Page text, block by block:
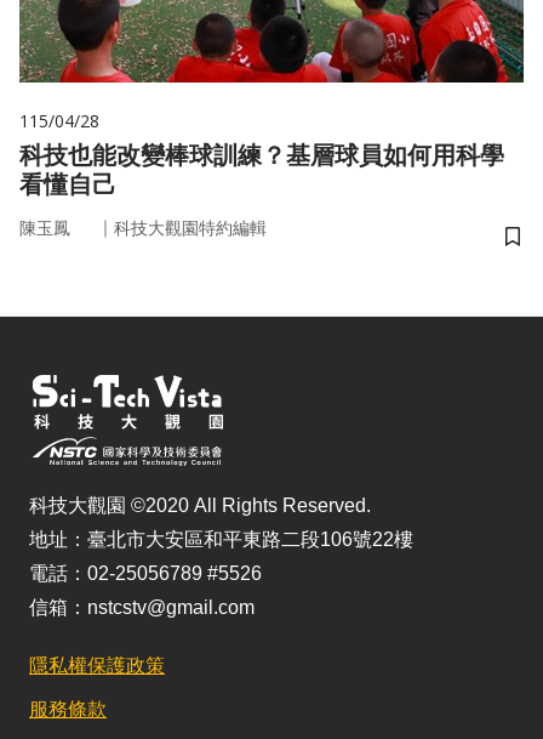
115/04/28
科技也能改變棒球訓練？基層球員如何用科學
看懂自己
陳玉鳳 ｜ 科技大觀園特約編輯
儲
科技大觀園 ©2020 All Rights Reserved.
地址：臺北市大安區和平東路二段106號22樓
電話：02-25056789 #5526
信箱：nstcstv@gmail.com
隱私權保護政策
服務條款